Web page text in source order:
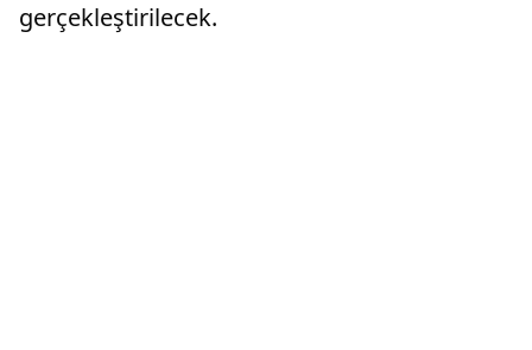
gerçekleştirilecek.